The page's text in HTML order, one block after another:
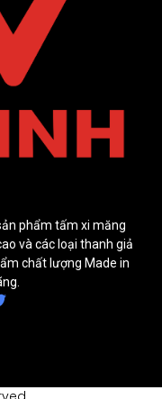
phẩm tấm xi măng
và các loại thanh giả
chất lượng Made in